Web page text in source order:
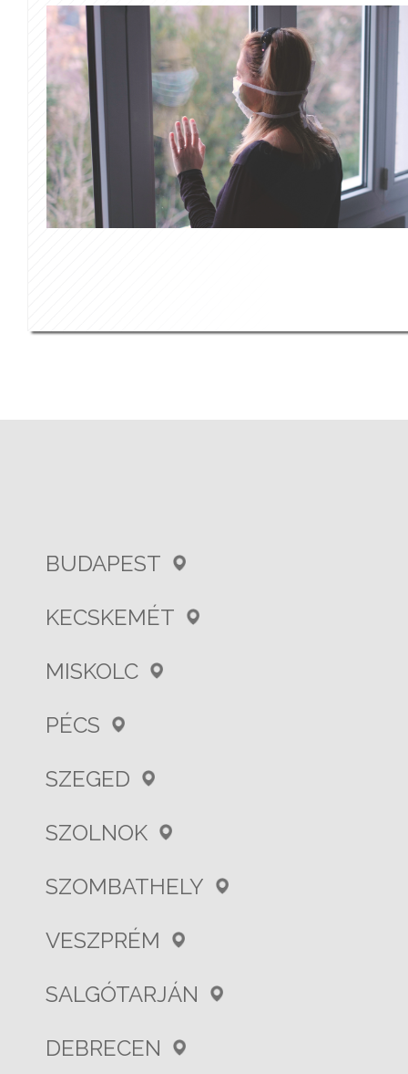
BUDAPEST
KECSKEMÉT
MISKOLC
PÉCS
SZEGED
SZOLNOK
SZOMBATHELY
VESZPRÉM
SALGÓTARJÁN
DEBRECEN